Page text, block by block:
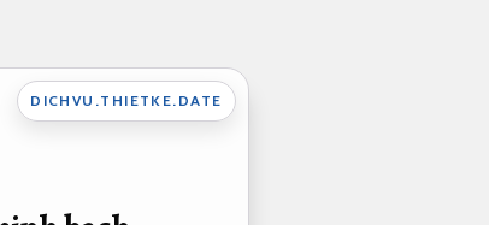
DICHVU.THIETKE.DATE